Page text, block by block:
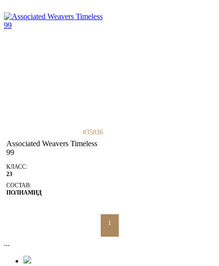
#35836
Associated Weavers Timeless
99
КЛАСС:
23
СОСТАВ:
ПОЛИАМИД
1
...